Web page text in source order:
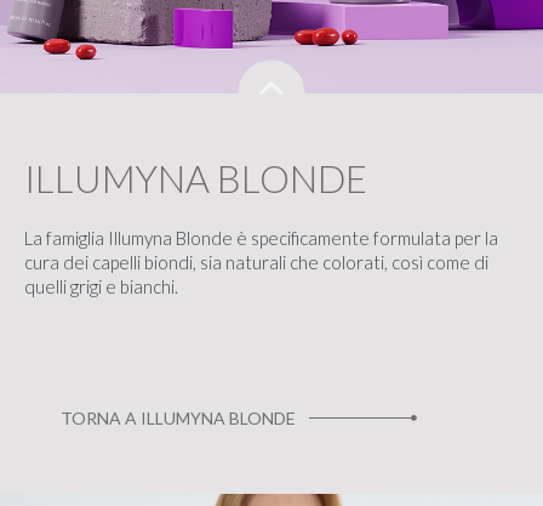
ILLUMYNA BLONDE
La famiglia Illumyna Blonde è specificamente formulata per la
cura dei capelli biondi, sia naturali che colorati, così come di
quelli grigi e bianchi.
TORNA A ILLUMYNA BLONDE